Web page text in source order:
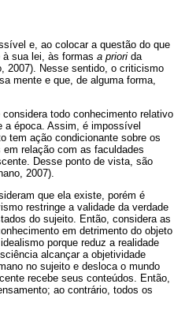
e, ao colocar a questão do que
sua lei, às formas a priori da
2007). Nesse sentido, o criticismo
mente e que, de alguma forma,
todo conhecimento relativo
a época. Assim, é impossível
tem ação condicionante sobre os
relação com as faculdades
Desse ponto de vista, são
2007).
que ela existe, porém é
restringe a validade da verdade
do sujeito. Então, considera as
em detrimento do objeto
porque reduz a realidade
alcançar a objetividade
no sujeito e desloca o mundo
recebe seus conteúdos. Então,
ao contrário, todos os